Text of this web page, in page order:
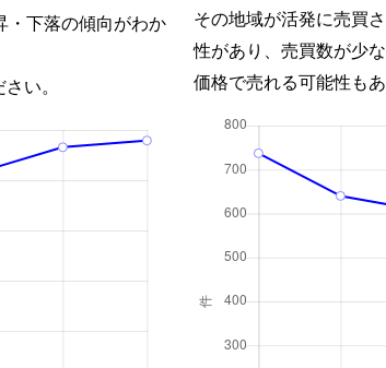
・下落の傾向がわか
い。
その地域が活発に売買
性があり、売買数が少
価格で売れる可能性もあ